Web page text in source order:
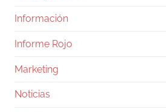
Información
Informe Rojo
Marketing
Noticias